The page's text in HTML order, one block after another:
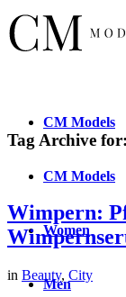
CM Models
CM Models
Women
Men
Tag Archive for:
Wimpern:
in Beauty, City